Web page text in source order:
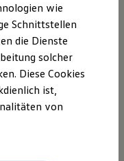
wie
Schnittstellen
die Dienste
solcher
Diese Cookies
ist,
von